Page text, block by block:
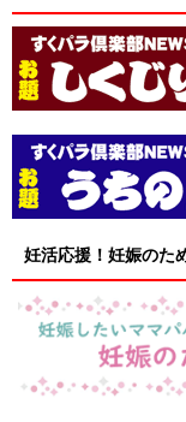
妊活応援！妊娠のた